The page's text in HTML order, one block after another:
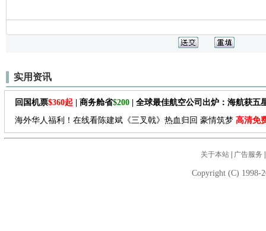
实用资讯
回国机票$360起 | 商务舱省$200 | 全球最佳航空公司出炉：海航获五
海外华人福利！在线看陈建斌《三叉戟》热血归回 豪情筑梦 高清免
关于本站| 广告服务
Copyright (C) 1998-